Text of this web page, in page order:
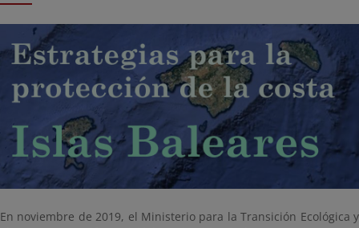
En noviembre de 2019, el Ministerio para la Transición Ecológica y